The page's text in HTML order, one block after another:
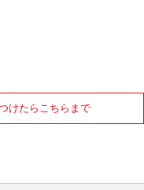
けたらこちらまで